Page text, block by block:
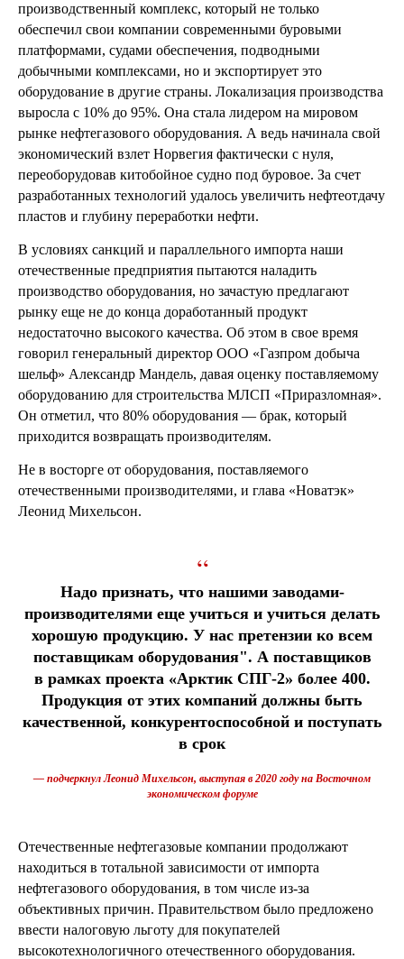
производственный комплекс, который не только
обеспечил свои компании современными буровыми
платформами, судами обеспечения, подводными
добычными комплексами, но и экспортирует это
оборудование в другие страны. Локализация производства
выросла с 10% до 95%. Она стала лидером на мировом
рынке нефтегазового оборудования. А ведь начинала свой
экономический взлет Норвегия фактически с нуля,
переоборудовав китобойное судно под буровое. За счет
разработанных технологий удалось увеличить нефтеотдачу
пластов и глубину переработки нефти.
В условиях санкций и параллельного импорта наши
отечественные предприятия пытаются наладить
производство оборудования, но зачастую предлагают
рынку еще не до конца доработанный продукт
недостаточно высокого качества. Об этом в свое время
говорил генеральный директор ООО «Газпром добыча
шельф» Александр Мандель, давая оценку поставляемому
оборудованию для строительства МЛСП «Приразломная».
Он отметил, что 80% оборудования — брак, который
приходится возвращать производителям.
Не в восторге от оборудования, поставляемого
отечественными производителями, и глава «Новатэк»
Леонид Михельсон.
“
Надо признать, что нашими заводами-
производителями еще учиться и учиться делать
хорошую продукцию. У нас претензии ко всем
поставщикам оборудования". А поставщиков
в рамках проекта «Арктик СПГ-2» более 400.
Продукция от этих компаний должны быть
качественной, конкурентоспособной и поступать
в срок
— подчеркнул Леонид Михельсон, выступая в 2020 году на Восточном
экономическом форуме
Отечественные нефтегазовые компании продолжают
находиться в тотальной зависимости от импорта
нефтегазового оборудования, в том числе из-за
объективных причин. Правительством было предложено
ввести налоговую льготу для покупателей
высокотехнологичного отечественного оборудования.